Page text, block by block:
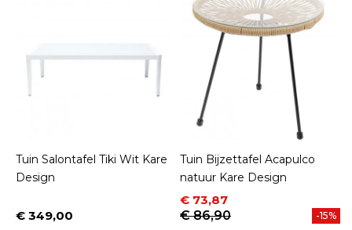
Tuin Salontafel Tiki Wit Kare
Design
Prijs
€ 349,00
Tuin Bijzettafel Acapulco
natuur Kare Design
Prijs
€ 73,87
Normale prijs
€ 86,90
-15%